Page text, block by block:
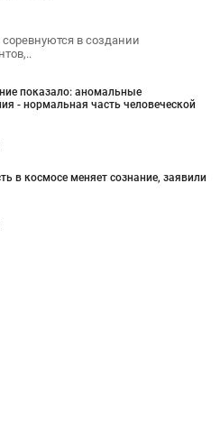
соревнуются в создании
показало: аномальные
- нормальная часть человеческой
в космосе меняет сознание, заявили